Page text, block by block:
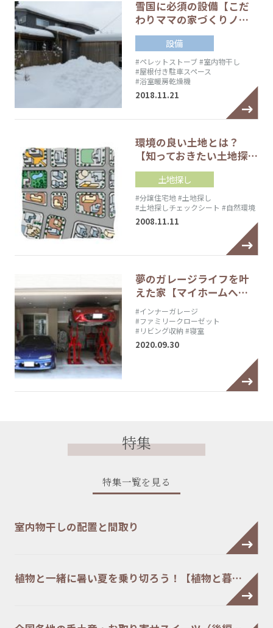
雪国に必須の設備【こだ
わりママの家づくりノ…
設備
#ペレットストーブ#室内物干し
#屋根付き駐車スペース
#浴室暖房乾燥機
2018.11.21
環境の良い土地とは？
【知っておきたい土地探…
土地探し
#分譲住宅地#土地探し
#土地探しチェックシート #自然環境
2008.11.11
夢のガレージライフを叶
えた家【マイホームへ…
#インナーガレージ
#ファミリークローゼット
#リビング収納 #寝室
2020.09.30
特集
特集一覧を見る
室内物干しの配置と間取り
植物と一緒に暑い夏を乗り切ろう！【植物と暮…